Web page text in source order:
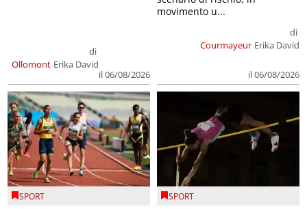
Ollomont
di
Erika David
il 06/08/2026
Courmayeur
di
Erika David
il 06/08/2026
movimento u...
SPORT SPORT